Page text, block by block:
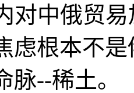
对中俄贸
虑根本不
脉--稀土。